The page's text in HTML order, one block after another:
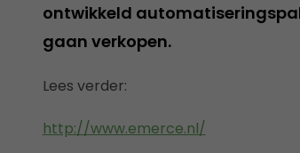
ontwikkeld
gaan verkopen.
Lees verder:
http://www.emerce.nl/